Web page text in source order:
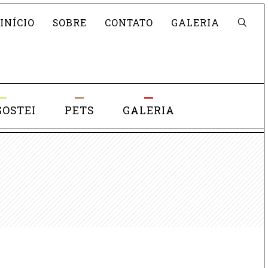
Pesquisar
INÍCIO
SOBRE CONTATO GALERIA
PETS GALERIA